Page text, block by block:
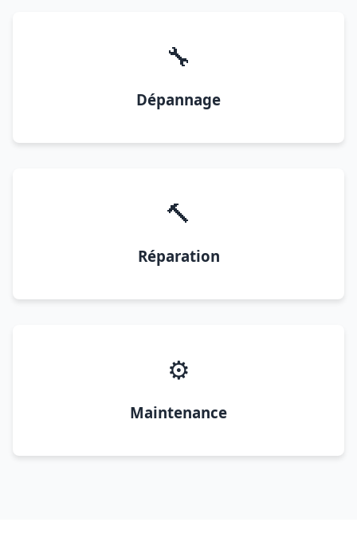
🔧
Dépannage
🔨
Réparation
⚙️
Maintenance